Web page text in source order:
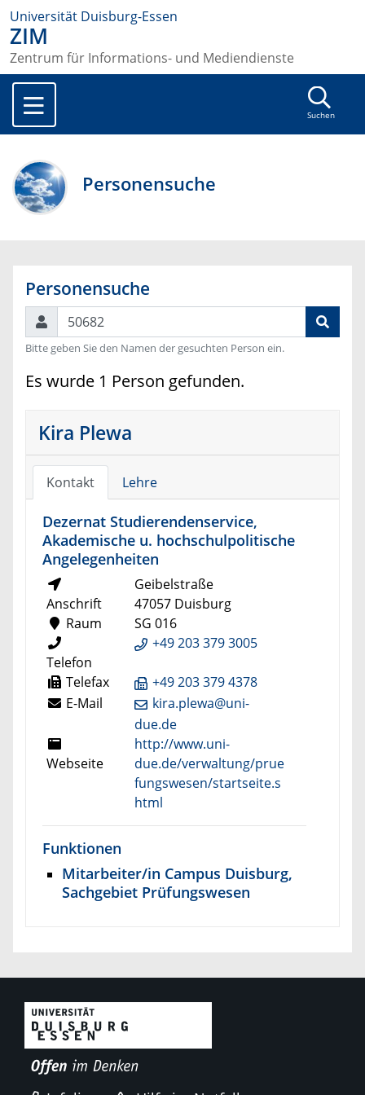
Universität Duisburg-Essen
ZIM
Zentrum für Informations- und Mediendienste
Suchen
Personensuche
Personensuche
Suchen
Bitte geben Sie den Namen der gesuchten Person ein.
Es wurde 1 Person gefunden.
Kira Plewa
Kontakt Lehre
Dezernat Studierendenservice,
Akademische u. hochschulpolitische
Angelegenheiten
Anschrift
Geibelstraße
47057 Duisburg
Raum
SG 016
Telefon
+49 203 379 3005
Telefax
+49 203 379 4378
E-Mail
kira.plewa@uni-
due.de
Webseite
http://www.uni-
due.de/verwaltung/prue
fungswesen/startseite.s
html
Funktionen
Mitarbeiter/in Campus Duisburg,
Sachgebiet Prüfungswesen